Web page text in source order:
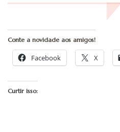
Conte a novidade aos amigos!
Facebook X
Curtir isso: